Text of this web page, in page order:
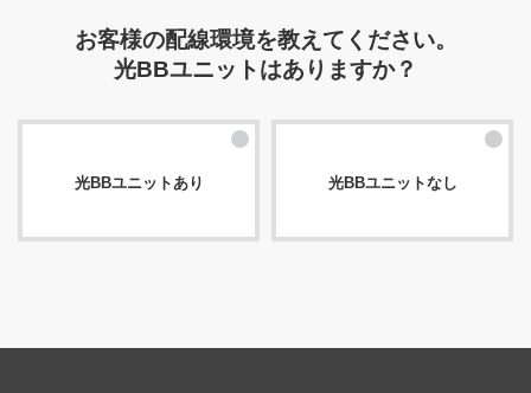
(「URLからS-IDを確認する方法」をご確認くださ
い。)
お手元にある「ご利用開始のご案内」の「認証
ID(S‒ID)」欄のご確認をお願いします。
お客様の配線環境を教えてください。
光BBユニットはありますか？
光BBユニットあり 光BBユニットなし